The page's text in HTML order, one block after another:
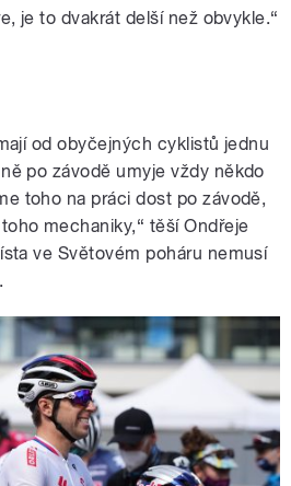
je to dvakrát delší než obvykle.“
od obyčejných cyklistů jednu
po závodě umyje vždy někdo
toho na práci dost po závodě,
mechaniky,“ těší Ondřeje
ve Světovém poháru nemusí